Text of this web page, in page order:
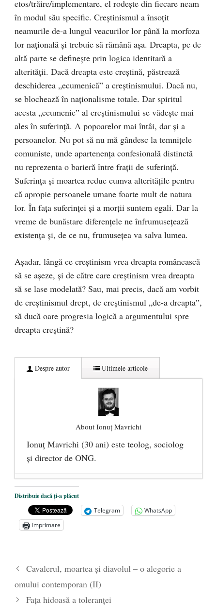
etos/trăire/implementare, el rodeşte din fiecare neam
în modul său specific. Creştinismul a însoţit
neamurile de-a lungul veacurilor lor până la morfoza
lor naţională şi trebuie să rămână aşa. Dreapta, pe de
altă parte se defineşte prin logica identitară a
alterităţii. Dacă dreapta este creştină, păstrează
deschiderea „ecumenică” a creştinismului. Dacă nu,
se blochează în naţionalisme totale. Dar spiritul
acesta „ecumenic” al creştinismului se vădeşte mai
ales în suferinţă. A popoarelor mai întâi, dar şi a
persoanelor. Nu pot să nu mă gândesc la temniţele
comuniste, unde apartenenţa confesională distinctă
nu reprezenta o barieră între fraţii de suferinţă.
Suferinţa şi moartea reduc cumva alterităţile pentru
că apropie persoanele umane foarte mult de natura
lor. În faţa suferinţei şi a morţii suntem egali. Dar la
vreme de bunăstare diferenţele ne înfrumuseţează
existenţa şi, de ce nu, frumuseţea va salva lumea.
Aşadar, lângă ce creştinism vrea dreapta românească
să se aşeze, şi de către care creştinism vrea dreapta
să se lase modelată? Sau, mai precis, dacă am vorbit
de creştinismul drept, de creştinismul „de-a dreapta”,
să ducă oare progresia logică a argumentului spre
dreapta creştină?
Despre autor Ultimele articole
About Ionuţ Mavrichi
Ionuţ Mavrichi (30 ani) este teolog, sociolog
şi director de ONG.
CONCURS. Dreapta, creştinismul şi
pedeapsa cu moartea - 7 mai 2013
CONCURS. Dreapta creştină sau
creştinism „de-a dreapta”?
Distribuie dacă ți-a plăcut
Telegram
WhatsApp
Imprimare
Cavalerul, moartea şi diavolul – o alegorie a
omului contemporan (II)
Faţa hidoasă a toleranţei